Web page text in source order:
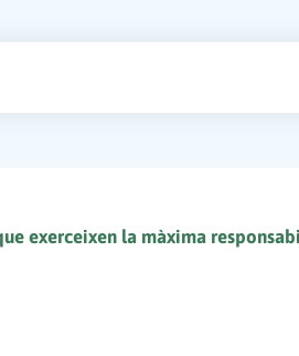
exerceixen la màxima